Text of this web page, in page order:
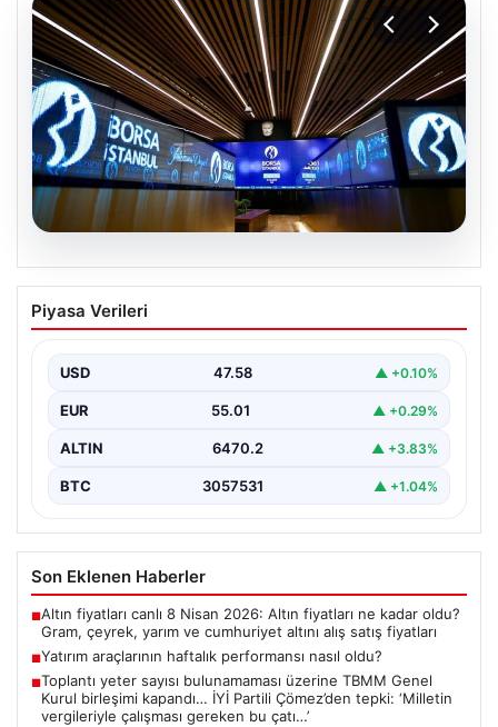
05.08.2026
Yatırım araçlarının haftalık performansı
nasıl oldu?
bazda ortalama yüzde 0,27 değer kaybederken,
altının…
Piyasa Verileri
USD 47.58 ▲ +0.10%
EUR 55.01 ▲ +0.29%
ALTIN 6470.2 ▲ +3.83%
BTC 3057531 ▲ +1.04%
Son Eklenen Haberler
■Altın fiyatları canlı 8 Nisan 2026: Altın fiyatları ne kadar oldu?
Gram, çeyrek, yarım ve cumhuriyet altını alış satış fiyatları
■Yatırım araçlarının haftalık performansı nasıl oldu?
■Toplantı yeter sayısı bulunamaması üzerine TBMM Genel
Kurul birleşimi kapandı… İYİ Partili Çömez’den tepki: ‘Milletin
vergileriyle çalışması gereken bu çatı…’